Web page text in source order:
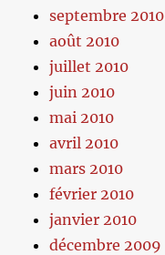
septembre 2010
août 2010
juillet 2010
juin 2010
mai 2010
avril 2010
mars 2010
février 2010
janvier 2010
décembre 2009